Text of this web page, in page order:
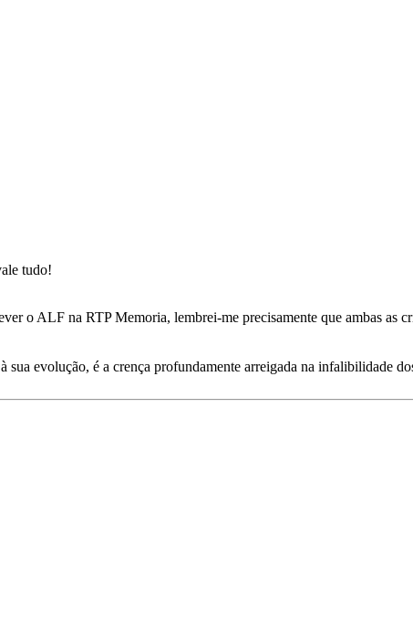
tudo!
o ALF na RTP Memoria, lembrei-me precisamente que ambas as
evolução, é a crença profundamente arreigada na infalibilidade